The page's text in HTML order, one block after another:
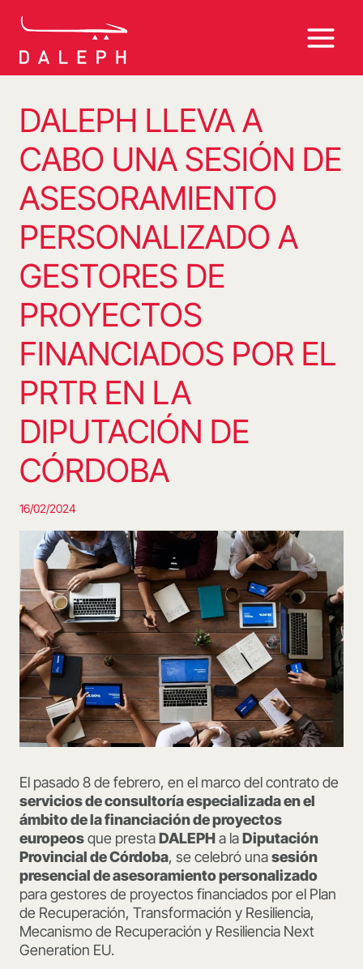
DALEPH LLEVA A
CABO UNA SESIÓN DE
ASESORAMIENTO
PERSONALIZADO A
GESTORES DE
PROYECTOS
FINANCIADOS POR EL
PRTR EN LA
DIPUTACIÓN DE
CÓRDOBA
16/02/2024
El pasado 8 de febrero, en el marco del contrato de
servicios de consultoría especializada en el
ámbito de la financiación de proyectos
europeosque prestaDALEPHa laDiputación
Provincial de Córdoba, se celebró unasesión
presencial de asesoramiento personalizado
para gestores de proyectos financiados por el Plan
de Recuperación, Transformación y Resiliencia,
Mecanismo de Recuperación y Resiliencia Next
Generation EU.